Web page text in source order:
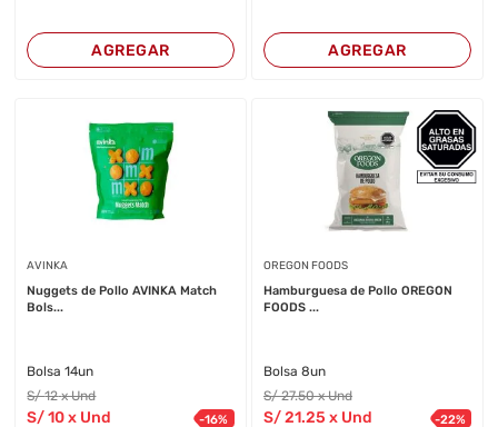
AGREGAR AGREGAR
AVINKA
Nuggets de Pollo AVINKA Match
Bols...
Bolsa 14un
S/12 x Und
S/10 x Und -16%
OREGON FOODS
Hamburguesa de Pollo OREGON
FOODS ...
Bolsa 8un
S/27.50 x Und
S/21.25 x Und -22%